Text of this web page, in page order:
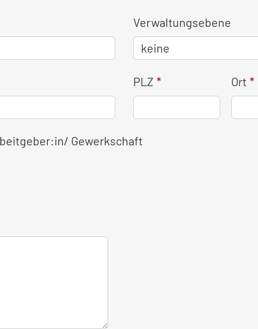
Verwaltungsebene
PLZ Ort
Gewerkschaft